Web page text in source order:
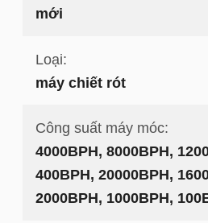
mới
Loại:
máy chiết rót
Công suất máy móc:
4000BPH, 8000BPH,
400BPH, 20000BPH,
2000BPH, 1000BPH,